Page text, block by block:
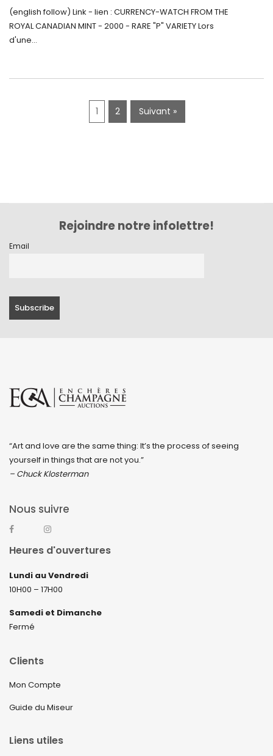
septembre 2019
juin 2019
avril 2019
Monnaie-Montre de la Monnaie Royale du
Canada (2000) Rare Variété « P »
(english follow) Link - lien : CURRENCY-WATCH FROM THE
ROYAL CANADIAN MINT - 2000 - RARE "P" VARIETY Lors
d'une...
1 2 Suivant »
Rejoindre notre infolettre!
Email
“Art and love are the same thing: It’s the process of seeing
yourself in things that are not you.”
– Chuck Klosterman
Nous suivre
Heures d'ouvertures
Lundi au Vendredi
10H00 – 17H00
Samedi et Dimanche
Fermé
Clients
Mon Compte
Guide du Miseur
Liens utiles